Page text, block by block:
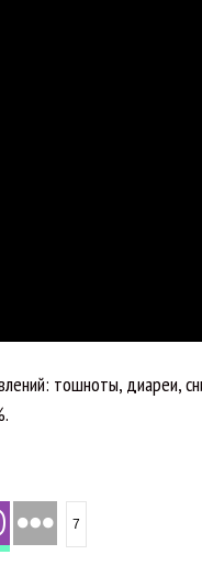
тошноты, диареи,
7